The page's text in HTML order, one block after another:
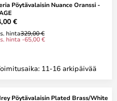
Pöytävalaisin Nuance Oranssi -
€
hinta329,00 €
hinta -65,00 €
11-16 arkipäivää
Pöytävalaisin Plated Brass/White